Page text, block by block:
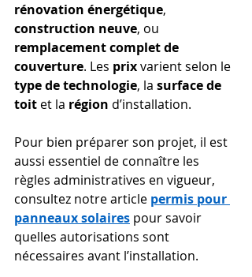
rénovation énergétique,
construction neuve, ou
remplacement complet de
couverture. Les prix varient selon le
type de technologie, la surface de
toit et la région d’installation.
Pour bien préparer son projet, il est
aussi essentiel de connaître les
règles administratives en vigueur,
consultez notre article permis pour
panneaux solaires pour savoir
quelles autorisations sont
nécessaires avant l’installation.